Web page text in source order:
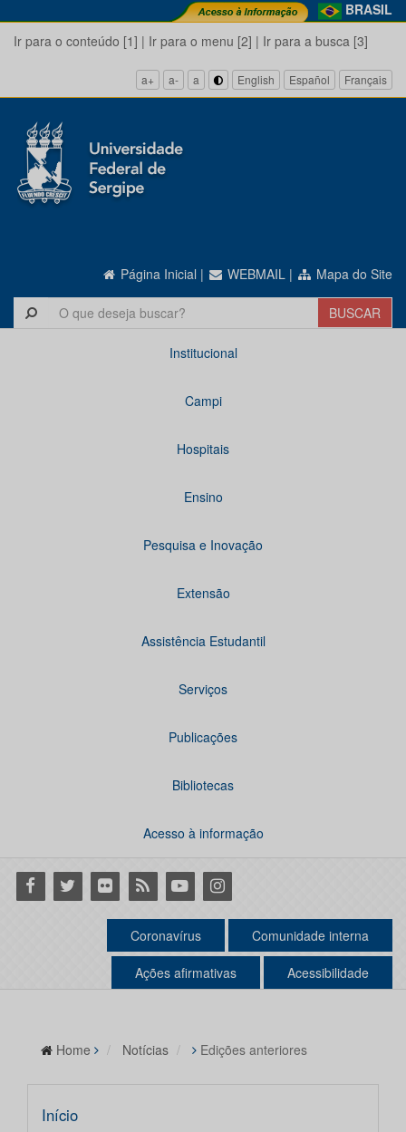
BRASIL
Ir para o conteúdo [1] | Ir para o menu [2] | Ir para a busca [3]
a+ a- a English Español Français
Página Inicial | WEBMAIL | Mapa do Site
Institucional
Campi
Hospitais
Ensino
Pesquisa e Inovação
Extensão
Assistência Estudantil
Serviços
Publicações
Bibliotecas
Acesso à informação
Facebook
Twitter Flickr RSS YoutubeInstagram
Coronavírus Comunidade interna
Ações afirmativas Acessibilidade
Home Notícias Edições anteriores
Início